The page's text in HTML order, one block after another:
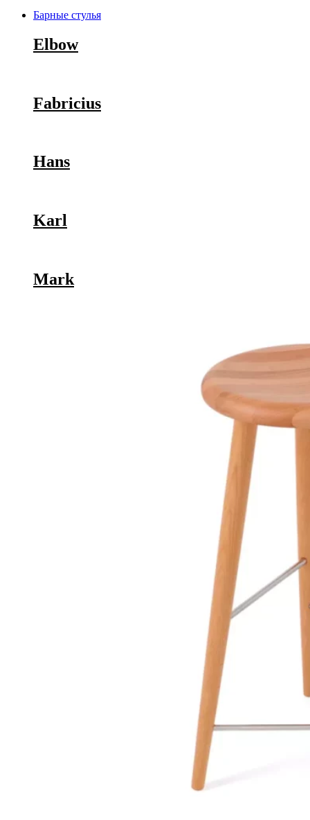
Барные стулья
Elbow
Fabricius
Hans
Karl
Mark